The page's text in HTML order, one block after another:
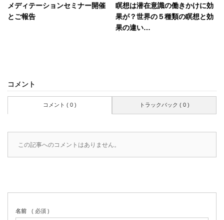
メディテーションセミナー開催
とご報告
瞑想は潜在意識の働きかけに効
果が？世界の５種類の瞑想と効
果の違い…
コメント
コメント ( 0 ) トラックバック ( 0 )
この記事へのコメントはありません。
名前 ( 必須 )